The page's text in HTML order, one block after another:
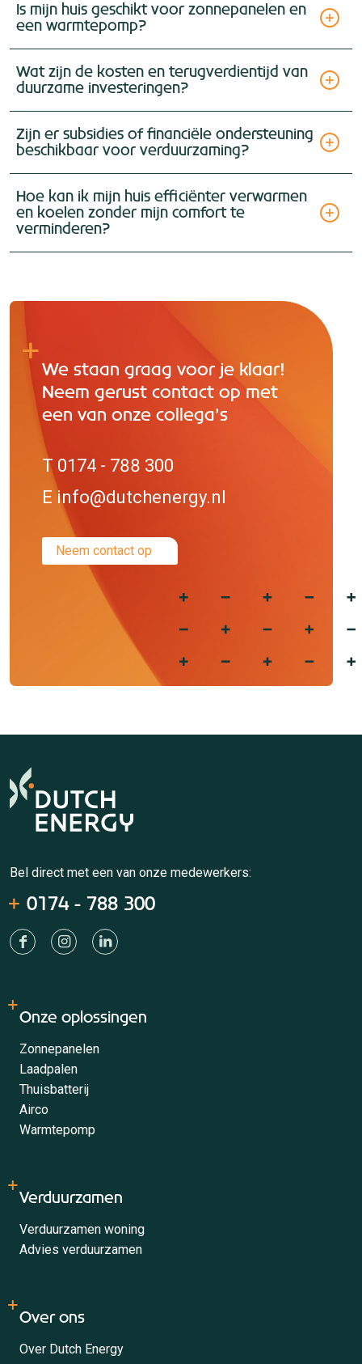
Is mijn huis geschikt voor zonnepanelen en
een warmtepomp?
Wat zijn de kosten en terugverdientijd van
duurzame investeringen?
Zijn er subsidies of financiële ondersteuning
beschikbaar voor verduurzaming?
Hoe kan ik mijn huis efficiënter verwarmen
en koelen zonder mijn comfort te
verminderen?
We staan graag voor je klaar!
Neem gerust contact op met
een van onze collega’s
T 0174 - 788 300
E info@dutchenergy.nl
Neem contact op
Bel direct met een van onze medewerkers:
0174 - 788 300
Onze oplossingen
Zonnepanelen
Laadpalen
Thuisbatterij
Airco
Warmtepomp
Verduurzamen
Verduurzamen woning
Advies verduurzamen
Over ons
Over Dutch Energy